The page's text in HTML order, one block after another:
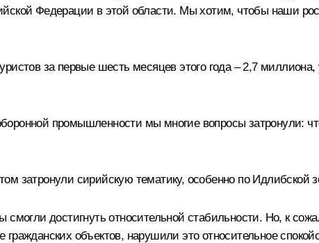
Федерации в этой области. Мы хотим, чтобы наши
за первые шесть месяцев этого года – 2,7 миллиона,
промышленности мы многие вопросы затронули:
затронули сирийскую тематику, особенно по Идлибской
достигнуть относительной стабильности. Но, к
объектов, нарушили это относительное